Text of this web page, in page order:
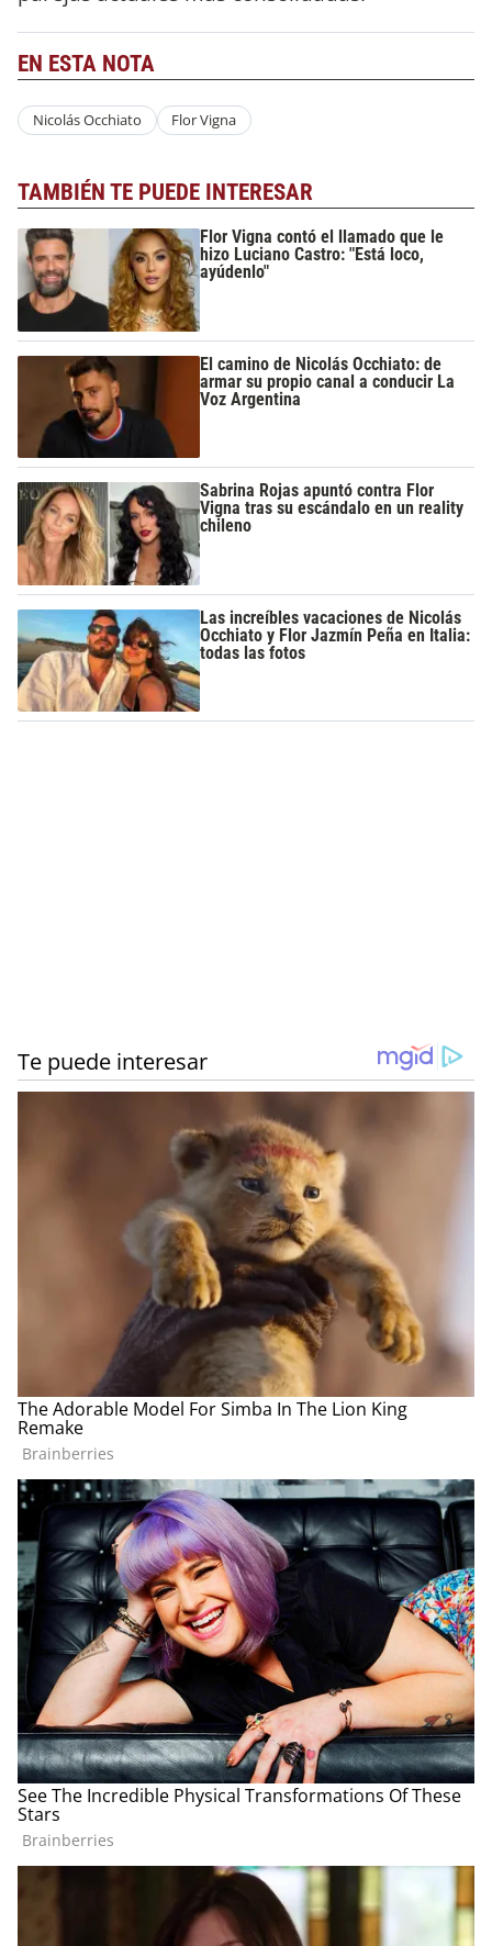
EN ESTA NOTA
Nicolás Occhiato Flor Vigna
TAMBIÉN TE PUEDE INTERESAR
Flor Vigna contó el llamado que le
hizo Luciano Castro: "Está loco,
ayúdenlo"
El camino de Nicolás Occhiato: de
armar su propio canal a conducir La
Voz Argentina
Sabrina Rojas apuntó contra Flor
Vigna tras su escándalo en un reality
chileno
Las increíbles vacaciones de Nicolás
Occhiato y Flor Jazmín Peña en Italia:
todas las fotos